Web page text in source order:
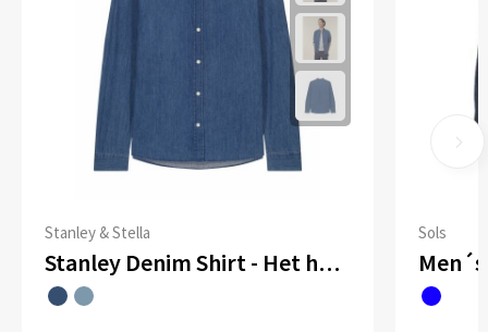
Stanley & Stella
Stanley Denim Shirt - Het heren overhemd van denim
Sols